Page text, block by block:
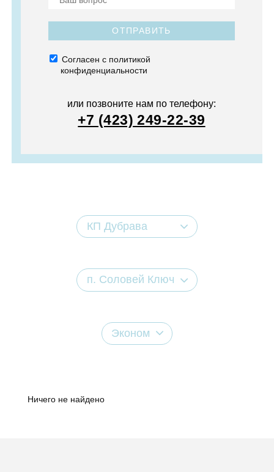
ОТПРАВИТЬ
Согласен с политикой
конфиденциальности
или позвоните нам по телефону:
+7 (423) 249-22-39
КП Дубрава
п. Соловей Ключ
Эконом
Ничего не найдено